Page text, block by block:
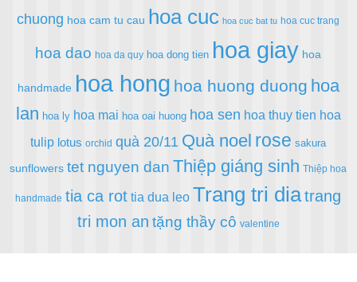
chuong hoa cam tu cau hoa cuc hoa cuc bat tu hoa cuc trang
hoa dao hoa da quy hoa dong tien hoa giay hoa
handmade hoa hong hoa huong duong hoa
lan hoa ly hoa mai hoa oai huong hoa sen hoa thuy tien hoa
tulip lotus orchid quà 20/11 Quà noel rose sakura
sunflowers tet nguyen dan Thiệp giáng sinh Thiệp hoa
handmade tia ca rot tia dua leo Trang tri diatrang
tri mon an tặng thầy cô valentine